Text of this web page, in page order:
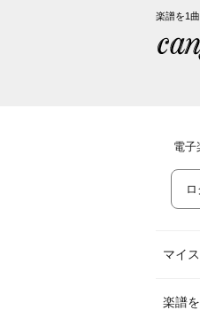
楽譜を1
電子
マイ
楽譜